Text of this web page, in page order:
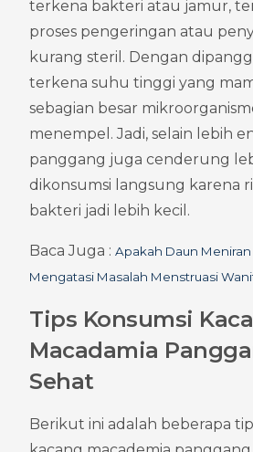
terkena bakteri atau jamur,
proses pengeringan atau
kurang steril. Dengan
terkena suhu tinggi yang
sebagian besar
menempel. Jadi, selain lebih
panggang juga cenderung
dikonsumsi langsung karena
bakteri jadi lebih kecil.
Baca Juga : Apakah Daun
Mengatasi Masalah Menstruasi
Tips Konsumsi
Macadamia
Sehat
Berikut ini adalah beberapa